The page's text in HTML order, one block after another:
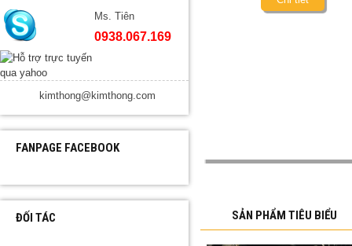
Ms. Tiên
0938.067.169
kimthong@kimthong.com
FANPAGE FACEBOOK
ĐỐI TÁC SẢN PHẨM TIÊU BIỂU